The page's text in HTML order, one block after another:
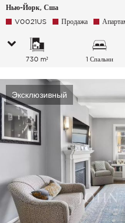
Нью-Йорк, Сша
V0021US Продажа
730 m² 1 Спальни
Эксклюзивный